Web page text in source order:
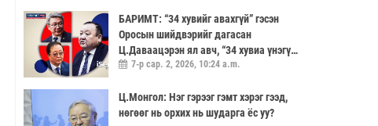
БАРИМТ: “34 хувийг авахгүй” гэсэн
Оросын шийдвэрийг дагасан
Ц.Даваацэрэн ял авч, “34 хувиа үнэгүй
өгье” гэсэн саналыг хүлээн аваагүй
7-р сар. 2, 2026, 10:24 a.m.
Ц.Монгол: Нэг гэрээг гэмт хэрэг гээд,
нөгөөг нь орхих нь шударга ёс уу?